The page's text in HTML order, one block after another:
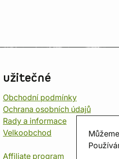
užitečné
Obchodní podmínky
Ochrana osobních údajů
Rady a informace
Velkoobchod
Affiliate program